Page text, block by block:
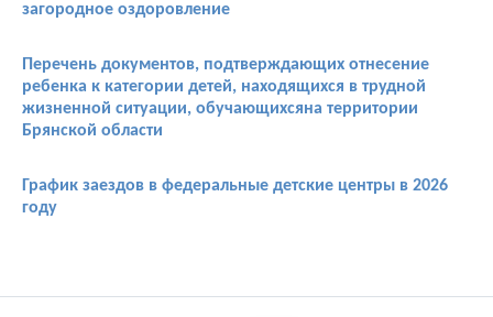
загородное оздоровление
Перечень документов, подтверждающих отнесение
ребенка к категории детей, находящихся в трудной
жизненной ситуации, обучающихсяна территории
Брянской области
График заездов в федеральные детские центры в 2026
году